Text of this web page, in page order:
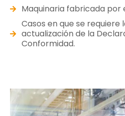
Maquinaria fabricada por
Casos en que se requiere
actualización de la
Conformidad.